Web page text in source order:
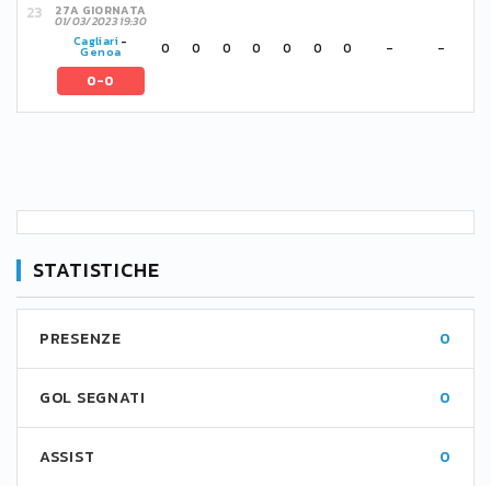
27A GIORNATA
01/03/2023 19:30
Cagliari-
Genoa
0-0
0 0 0 0 0 0 0 - -
STATISTICHE
PRESENZE 0
GOL SEGNATI 0
ASSIST 0